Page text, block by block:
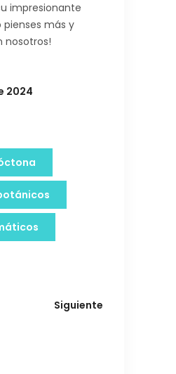
impresionante
pienses más y
2024
Siguiente